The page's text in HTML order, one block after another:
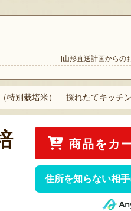
[山形直送計画からの
特別栽培米） – 採れたてキッチン
商品をカ
住所を知らない相